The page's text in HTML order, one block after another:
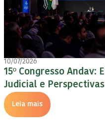
10/07/2026
15º Congresso Andav:
Judicial e
Leia mais